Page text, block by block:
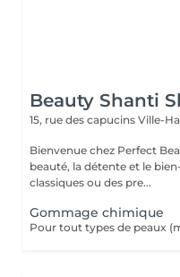
Beauty Shanti
15, rue des capucins Ville-
Bienvenue chez Perfect
beauté, la détente et le bien-être ! Que tu
classiques ou des pre...
Gommage chimique